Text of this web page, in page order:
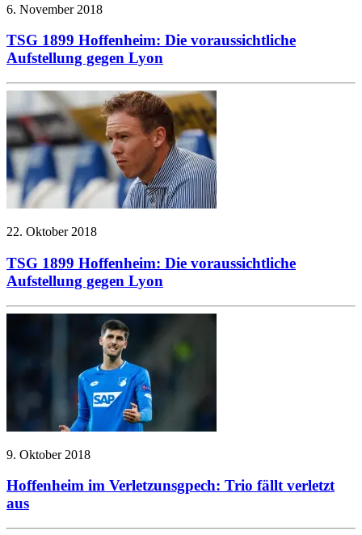
6. November 2018
TSG 1899 Hoffenheim: Die voraussichtliche
Aufstellung gegen Lyon
22. Oktober 2018
TSG 1899 Hoffenheim: Die voraussichtliche
Aufstellung gegen Lyon
9. Oktober 2018
Hoffenheim im Verletzunsgpech: Trio fällt verletzt
aus